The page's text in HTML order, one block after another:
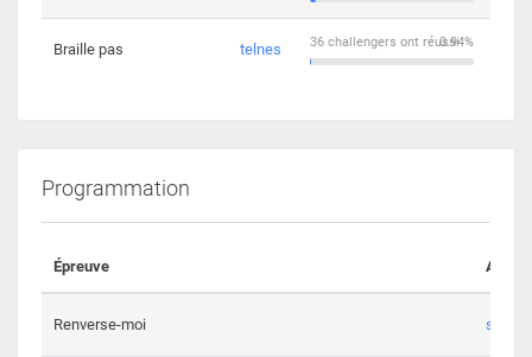
Braille pas telnes 0.94%
36 challengers ont réussi
Programmation
Épreuve Auteur
Renverse-moi s3th